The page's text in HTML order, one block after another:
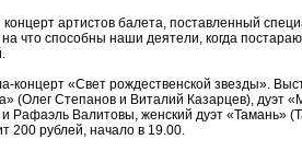
концерт артистов балета, поставленный
что способны наши деятели, когда
концерт «Свет рождественской звезды».
(Олег Степанов и Виталий Казарцев), дуэт
Валитовы, женский дуэт «Тамань»
200 рублей, начало в 19.00.